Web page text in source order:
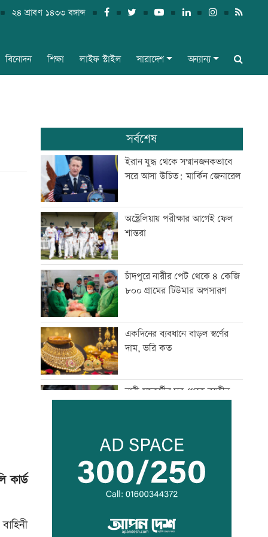
২৪ শ্রাবণ ১৪৩৩ বঙ্গাব্দ
বিনোদন শিক্ষা লাইফ স্টাইল সারাদেশ অন্যান্য
কার্ড
সর্বশেষ
ইরান যুদ্ধ থেকে সম্মানজনকভাবে
সরে আসা উচিত: মার্কিন জেনারেল
অস্ট্রেলিয়ায় পরীক্ষার আগেই ফেল
শান্তরা
চাঁদপুরে নারীর পেট থেকে ৪ কেজি
৮০০ গ্রামের টিউমার অপসারণ
একদিনের ব্যবধানে বাড়ল স্বর্ণের
দাম, ভরি কত
নারী সহকর্মীর ঘর থেকে বস্ত্রহীন
ড্যাবের প্রতিষ্ঠাবার্ষিকীতে প্রধানমন্ত্রী
আটকে দিলেন আদালত